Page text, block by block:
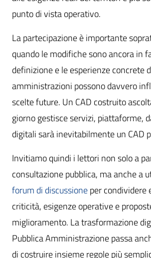
punto di vista operativo.
La partecipazione è importante
quando le modifiche sono ancora in
definizione e le esperienze concrete
amministrazioni possono davvero
scelte future. Un CAD costruito
giorno gestisce servizi, piattaforme,
digitali sarà inevitabilmente un CAD
Invitiamo quindi i lettori non solo a
consultazione pubblica, ma anche a
forum di discussioneper condividere
criticità, esigenze operative e
miglioramento. La trasformazione
Pubblica Amministrazione passa
di costruire insieme regole più